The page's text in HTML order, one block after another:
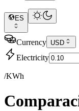
ES
Currency USD
Electricity
/KWh